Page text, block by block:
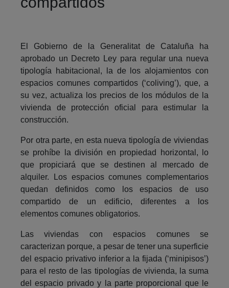
El Gobierno de la Generalitat de Cataluña ha
aprobado un Decreto Ley para regular una nueva
tipología habitacional, la de los alojamientos con
espacios comunes compartidos (‘coliving’), que, a
su vez, actualiza los precios de los módulos de la
vivienda de protección oficial para estimular la
construcción.
Por otra parte, en esta nueva tipología de viviendas
se prohíbe la división en propiedad horizontal, lo
que propiciará que se destinen al mercado de
alquiler. Los espacios comunes complementarios
quedan definidos como los espacios de uso
compartido de un edificio, diferentes a los
elementos comunes obligatorios.
Las viviendas con espacios comunes se
caracterizan porque, a pesar de tener una superficie
del espacio privativo inferior a la fijada (‘minipisos’)
para el resto de las tipologías de vivienda, la suma
del espacio privado y la parte proporcional que le